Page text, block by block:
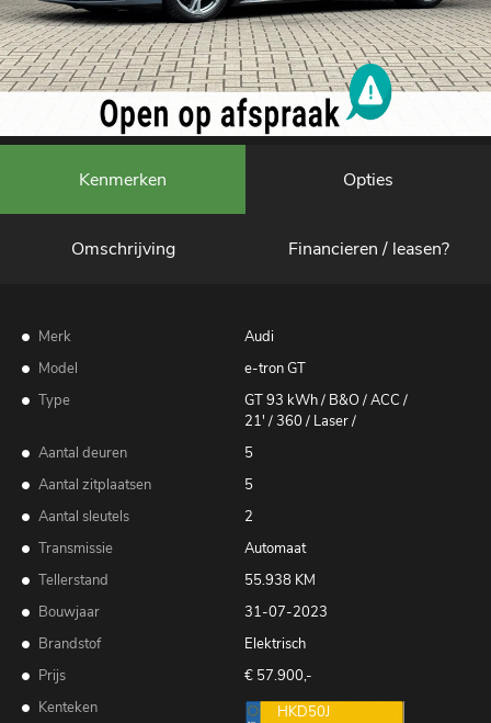
Kenmerken Opties
Omschrijving Financieren / leasen?
Merk
Audi
Model
e-tron GT
Type
GT 93 kWh / B&O / ACC /
21' / 360 / Laser /
Aantal deuren
5
Aantal zitplaatsen
5
Aantal sleutels
2
Transmissie
Automaat
Tellerstand
55.938 KM
Bouwjaar
31-07-2023
Brandstof
Elektrisch
Prijs
€ 57.900,-
Kenteken
HKD50J